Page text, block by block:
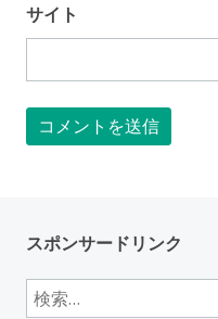
サイト
スポンサードリンク
検